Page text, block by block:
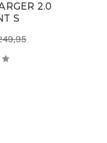
2.0
S